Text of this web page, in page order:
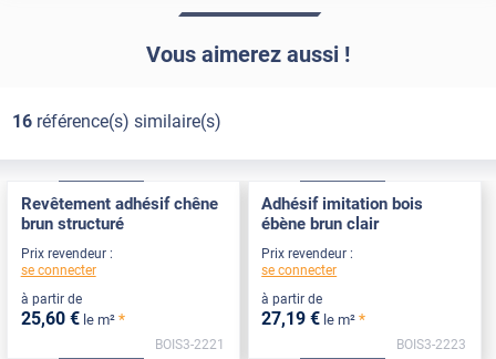
Vous aimerez aussi !
16référence(s) similaire(s)
Revêtement adhésif chêne
brun structuré
Prix revendeur :
se connecter
à partir de
25,60 € le m² *
BOIS3-2221
Adhésif imitation bois
ébène brun clair
Prix revendeur :
se connecter
à partir de
27,19 € le m² *
BOIS3-2223